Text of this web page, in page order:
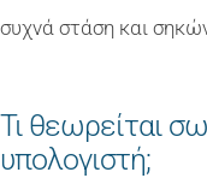
συχνά στάση και
Τι θεωρείται
υπολογιστή;